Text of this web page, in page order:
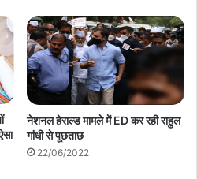
नेशनल हेराल्ड मामले में ED कर रही राहुल
गांधी से पूछताछ
22/06/2022